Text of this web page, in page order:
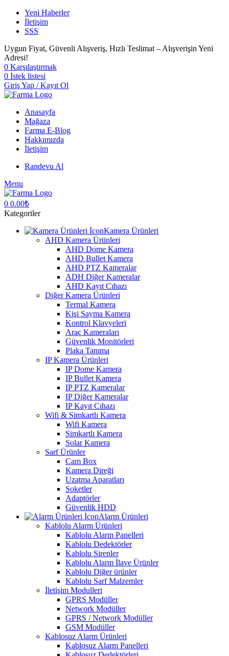
Yeni Haberler
İletişim
SSS
Uygun Fiyat, Güvenli Alışveriş, Hızlı Teslimat – Alışverişin Yeni
Adresi!
0 Karşılaştırmak
0 İstek listesi
Giriş Yap / Kayıt Ol
Anasayfa
Mağaza
Farma E-Blog
Hakkımızda
İletişim
Randevu Al
Menu
0 0.00₺
Kategoriler
Kamera Ürünleri
AHD Kamera Ürünleri
AHD Dome Kamera
AHD Bullet Kamera
AHD PTZ Kameralar
ADH Diğer Kameralar
AHD Kayıt Cıhazı
Diğer Kamera Ürünleri
Termal Kamera
Kişi Sayma Kamera
Kontrol Klavyeleri
Araç Kameraları
Güvenlik Monitörleri
Plaka Tanıma
IP Kamera Ürünleri
IP Dome Kamera
IP Bullet Kamera
IP PTZ Kameralar
IP Diğer Kameralar
IP Kayıt Cıhazı
Wifi & Simkartlı Kamera
Wifi Kamera
Simkartlı Kamera
Solar Kamera
Sarf Ürünler
Cam Box
Kamera Direği
Uzatma Aparatları
Soketler
Adaptörler
Güvenlik HDD
Alarm Ürünleri
Kablolu Alarm Ürünleri
Kablolu Alarm Panelleri
Kablolu Dedektörler
Kablolu Sirenler
Kablolu Alarm İlave Ürünler
Kablolu Diğer ürünler
Kablolu Sarf Malzemler
İletişim Modulleri
GPRS Modüller
Network Modüller
GPRS / Network Modüller
GSM Modüller
Kablosuz Alarm Ürünleri
Kablosuz Alarm Panelleri